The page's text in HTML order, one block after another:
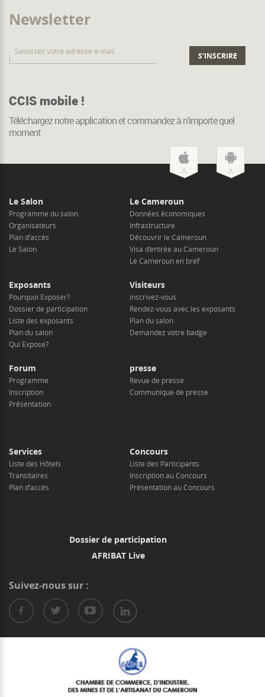
Newsletter
CCIS mobile !
Téléchargez notre application et commandez à n’importe quel
moment
Le Salon
Le Salon
Programme du salon
Organisateurs
Plan d’accès
Le Cameroun
Le Cameroun en bref
Données économiques
Infrastructure
Découvrir le Cameroun
Visa d’entrée au Cameroun
Exposants
Qui Expose?
Pourquoi Exposer?
Dossier de participation
Liste des exposants
Plan du salon
Visiteurs
Demandez votre badge
inscrivez-vous
Rendez-vous avec les exposants
Plan du salon
Forum
Présentation
Programme
Inscription
presse
Communique de presse
Revue de presse
Services
Plan d’accès
Liste des Hôtels
Transitaires
Concours
Présentation au Concours
Liste des Participants
Inscription au Concours
Dossier de participation
AFRIBAT Live
Suivez-nous sur :